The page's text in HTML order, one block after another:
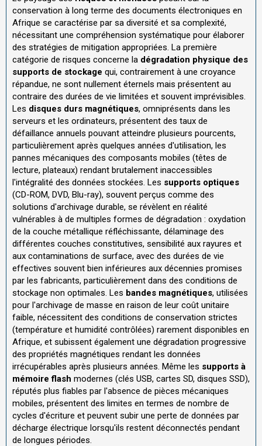
conservation à long terme des documents électroniques en
Afrique se caractérise par sa diversité et sa complexité,
nécessitant une compréhension systématique pour élaborer
des stratégies de mitigation appropriées. La première
catégorie de risques concerne la dégradation physique des
supports de stockage qui, contrairement à une croyance
répandue, ne sont nullement éternels mais présentent au
contraire des durées de vie limitées et souvent imprévisibles.
Les disques durs magnétiques, omniprésents dans les
serveurs et les ordinateurs, présentent des taux de
défaillance annuels pouvant atteindre plusieurs pourcents,
particulièrement après quelques années d'utilisation, les
pannes mécaniques des composants mobiles (têtes de
lecture, plateaux) rendant brutalement inaccessibles
l'intégralité des données stockées. Les supports optiques
(CD-ROM, DVD, Blu-ray), souvent perçus comme des
solutions d'archivage durable, se révèlent en réalité
vulnérables à de multiples formes de dégradation : oxydation
de la couche métallique réfléchissante, délaminage des
différentes couches constitutives, sensibilité aux rayures et
aux contaminations de surface, avec des durées de vie
effectives souvent bien inférieures aux décennies promises
par les fabricants, particulièrement dans des conditions de
stockage non optimales. Les bandes magnétiques, utilisées
pour l'archivage de masse en raison de leur coût unitaire
faible, nécessitent des conditions de conservation strictes
(température et humidité contrôlées) rarement disponibles en
Afrique, et subissent également une dégradation progressive
des propriétés magnétiques rendant les données
irrécupérables après plusieurs années. Même les supports à
mémoire flash modernes (clés USB, cartes SD, disques SSD),
réputés plus fiables par l'absence de pièces mécaniques
mobiles, présentent des limites en termes de nombre de
cycles d'écriture et peuvent subir une perte de données par
décharge électrique lorsqu'ils restent déconnectés pendant
de longues périodes.